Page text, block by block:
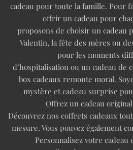
cadeau pour toute la famille. Pour
offrir un cadeau pour
proposons de choisir un cadeau
Valentin, la fête des mères ou
pour les moments
d’hospitalisation ou un cadeau de
box cadeaux remonte moral.
mystère et cadeau surprise
Offrez un cadeau
Découvrez nos coffrets cadeaux
mesure. Vous pouvez également
Personnalisez votre cadeau